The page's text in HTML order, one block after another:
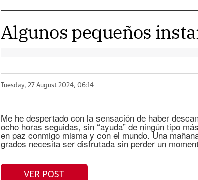
Algunos pequeños
Tuesday, 27 August 2024, 06:14
Me he despertado con la sensación de haber
ocho horas seguidas, sin “ayuda” de ningún tipo
en paz conmigo misma y con el mundo. Una
grados necesita ser disfrutada sin perder un
VER POST